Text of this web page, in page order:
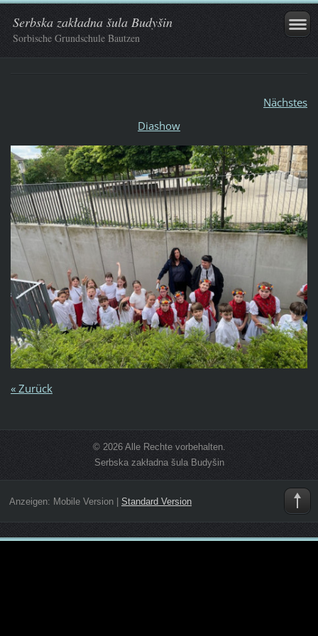
Serbska zakładna šula Budyšin
Sorbische Grundschule Bautzen
Nächstes
Diashow
« Zurück
© 2026 Alle Rechte vorbehalten.
Serbska zakładna šula Budyšin
Anzeigen: Mobile Version| Standard Version